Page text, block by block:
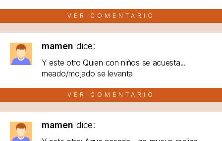
VER COMENTARIO
mamen dice:
Y este otro Quien con niños se acuesta...
meado/mojado se levanta
VER COMENTARIO
mamen dice: